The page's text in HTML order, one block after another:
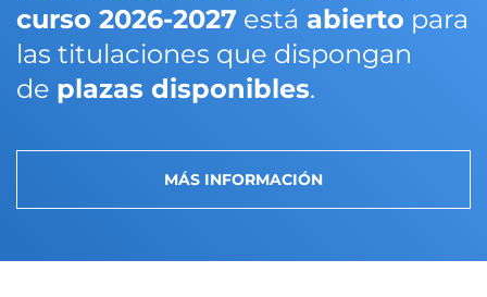
curso 2026-2027 está abierto para
las titulaciones que dispongan
de plazas disponibles.
MÁS INFORMACIÓN